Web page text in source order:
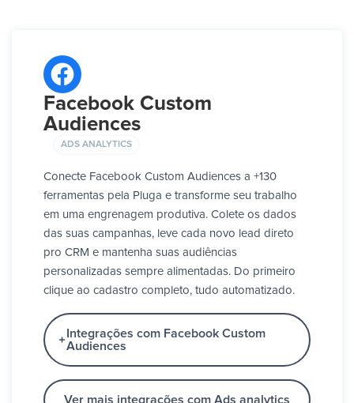
Facebook Custom
Audiences
ADS ANALYTICS
Conecte Facebook Custom Audiences a +130
ferramentas pela Pluga e transforme seu trabalho
em uma engrenagem produtiva. Colete os dados
das suas campanhas, leve cada novo lead direto
pro CRM e mantenha suas audiências
personalizadas sempre alimentadas. Do primeiro
clique ao cadastro completo, tudo automatizado.
Integrações com Facebook Custom
Audiences
Ver mais integrações com Ads analytics